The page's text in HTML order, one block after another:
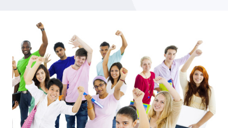
Premiazione finale del concorso @